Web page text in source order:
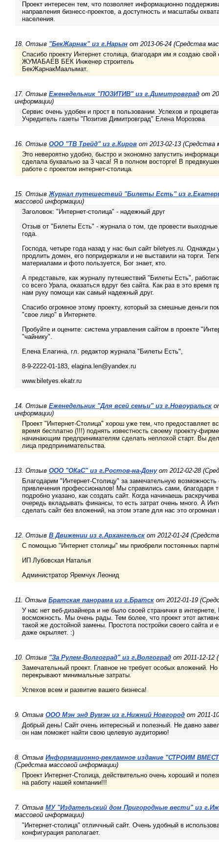
Проект интересен тем, что позволяет информационно
направления бизнесс-проектов, а доступность и масштабы
населения.
18. Отзыв "БекЖарнак" из г.Нарын от 2013-06-24 (Средства
Спасибо проекту Интернет столица, благодаря им я создаю
ЖУМАБАЕВ БЕК Инженер строитель
БекЖарнакМаалымат.
17. Отзыв Еженедельник "ПОЗИТИВ" из г.Димитровград от
информации)
Сервис очень удобен и прост в пользовании. Успехов и
Учредитель газеты "Позитив Димитровград" Елена Морозова
16. Отзыв ООО "ТВ Трейд" из г.Киров от 2013-02-13 (Средства
Это невероятно удобно, быстро и экономно запустить
сделала буквально за 3 часа! Я в полном восторге! В
работе с проектом интернет-столица.
15. ОтзывЖурнал путешествий "Билеты Есть" из
массовой информации)
Заголовок: "Интернет-столица" - надежный друг
Отзыв от "Билеты Есть" - журнала о том, где провести
года.
Господа, четыре года назад у нас был сайт biletyes.ru. Однажды
продлить домен, его попридержали и не выставили на торги.
материалами и фото пользуется, Бог знает, кто.
А представьте, как журналу путешествий "Билеты Есть",
со всего Урала, оказаться вдруг без сайта. Как раз в это время
нам руку помощи как самый надежный друг.
Спасибо огромное этому проекту, который за смешные деньги
"свое лицо" в Интернете.
Пробуйте и оцените: система управления сайтом в проекте
"чайнику".
Елена Елагина, гл. редактор журнала "Билеты Есть",
8-9-2222-01-183, elagina.len@yandex.ru
www.biletyes.ekatr.ru
14. Отзыв Еженедельник "Для всей семьи" из г.Новоуральск
информации)
Проект "Интернет-Столица" хорош уже тем, что предоставляет
время бесплатно (!!!) поднять известность своему проекту-
начинающим предпринимателям сделать неплохой старт. Вы
лица предпринимательства.
13. Отзыв ООО "ОКаС" из г.Ростов-на-Донуот 2012-02-28
Благодарим "Интернет-Столицу" за замечательную возможность
привлечения профессионалов! Мы справились сами, благодаря
подробно указано, как создать сайт. Когда начинаешь
очередь вкладывать финансы, то есть затрат очень много. А
сделать сайт без вложений, на этом этапе для нас это
12. Отзыв В Движении из г.Архангельск от 2012-01-24
С помощью "Интернет столицы" мы приобрели постоянных
ИП Лубовская Наталья
Администратор Яремчук Леонид
11. Отзыв Братская панорама из г.Братск от 2012-01-19
У нас нет веб-дизайнера и не было своей странички в
восможность. Мы очень рады. Тем более, что проект этот
такой же достойной замены. Простота постройки своего сайта и
даже окрыляет. :)
10. Отзыв "За Рулем-Волгоград" из г.Волгоград от 2011-12-12
Замечательный проект. Главное не требует особых вложений.
перекрывают минимальные затраты.
Успехов всем и развитие вашего бизнеса!
9. Отзыв ООО Мэн энд Вумэн из г.Нижний Новгород от 2011-
Добрый день! Сайт очень интересный и полезный. Не давно
он нам поможет найти свою целевую аудиторию!
8. Отзыв Информационно-рекламное издание "СТРОИМ
(Средства массовой информации)
Проект Интернет-Столица, действительно очень хороший и
на работу нашей компании!!!
7. Отзыв МУ "Издательский дом Пригородные вести" из
массовой информации)
"Интернет-столица" отличчный сайт. Очень удобный в
конфигурация раполагает.